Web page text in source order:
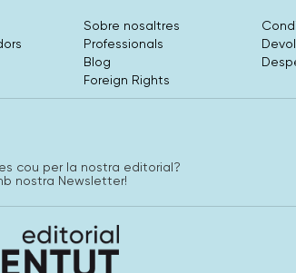
Sobre nosaltres
Professionals
Blog
Foreign Rights
cou per la nostra editorial?
nostra Newsletter!